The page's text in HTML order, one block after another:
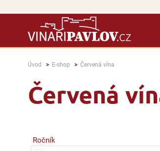
Úvod E-shop Červená vína
Červená
Ročník